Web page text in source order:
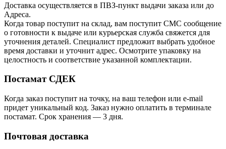
Доставка осуществляется в ПВЗ-пункт выдачи заказа или до
Адреса.
Когда товар поступит на склад, вам поступит СМС сообщение
о готовности к выдаче или курьерская служба свяжется для
уточнения деталей. Специалист предложит выбрать удобное
время доставки и уточнит адрес. Осмотрите упаковку на
целостность и соответствие указанной комплектации.
Постамат СДЕК
Когда заказ поступит на точку, на ваш телефон или e-mail
придет уникальный код. Заказ нужно оплатить в терминале
постамат. Срок хранения — 3 дня.
Почтовая доставка